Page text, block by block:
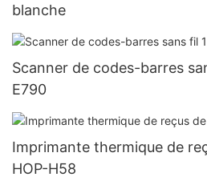
blanche
Scanner de codes-barres
E790
Imprimante thermique de
HOP-H58